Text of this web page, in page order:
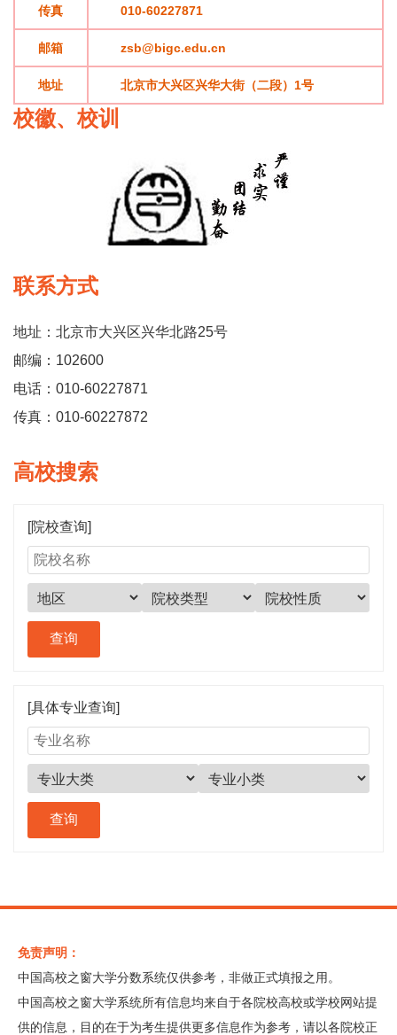
传真 010-60227871
邮箱 zsb@bigc.edu.cn
地址 北京市大兴区兴华大街（二段）1号
校徽、校训
联系方式
地址：北京市大兴区兴华北路25号
邮编：102600
电话：010-60227871
传真：010-60227872
高校搜索
[院校查询]
[具体专业查询]
免责声明：
中国高校之窗大学分数系统仅供参考，非做正式填报之用。
中国高校之窗大学系统所有信息均来自于各院校高校或学校网站提
供的信息，目的在于为考生提供更多信息作为参考，请以各院校正